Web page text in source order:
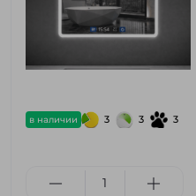
в наличии 3 3 3